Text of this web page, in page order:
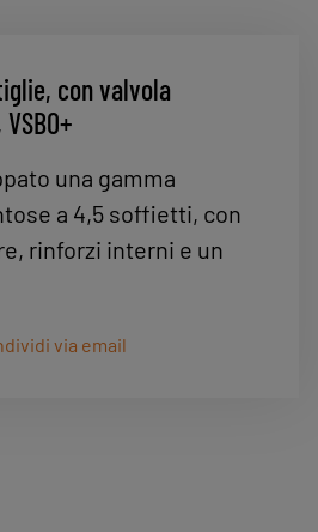
con valvola
una gamma
a 4,5 soffietti, con
rinforzi interni e un
40 x 95 mm per la
del vuoto nel circuito
e VSBO+ hanno 2
superiore di tipo
di isolare le
via email